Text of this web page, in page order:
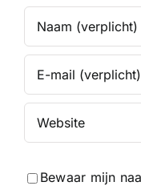
Bewaar mijn